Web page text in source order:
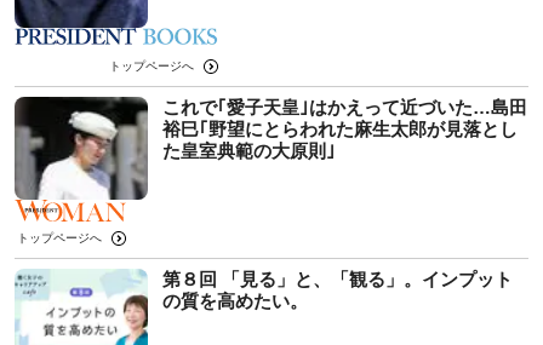
トップページへ
これで｢愛子天皇｣はかえって近づいた…島田
裕巳｢野望にとらわれた麻生太郎が見落とし
た皇室典範の大原則｣
トップページへ
第８回 「見る」と、「観る」。インプット
の質を高めたい。